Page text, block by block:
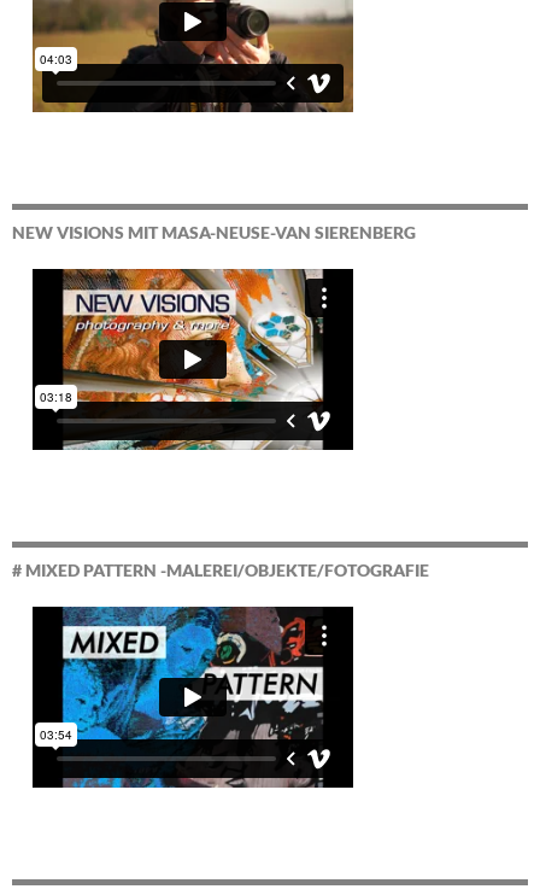
NEW VISIONS MIT MASA-NEUSE-VAN SIERENBERG
# MIXED PATTERN -MALEREI/OBJEKTE/FOTOGRAFIE